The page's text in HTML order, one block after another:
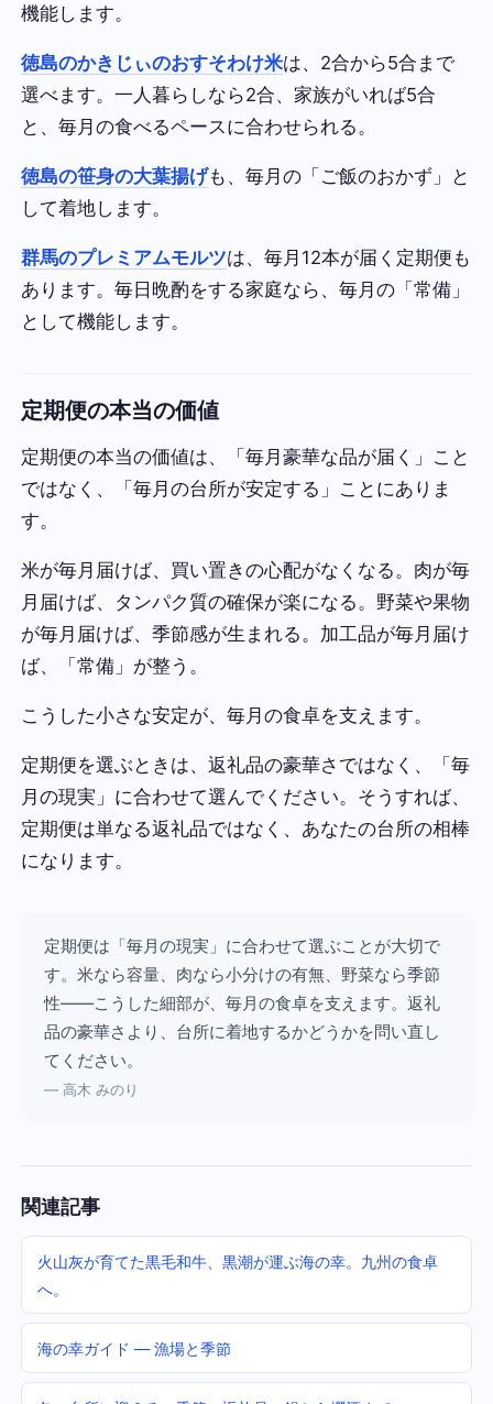
機能します。
徳島のかきじぃのおすそわけ米は、2合から5合まで
選べます。一人暮らしなら2合、家族がいれば5合
と、毎月の食べるペースに合わせられる。
徳島の笹身の大葉揚げも、毎月の「ご飯のおかず」と
して着地します。
群馬のプレミアムモルツは、毎月12本が届く定期便も
あります。毎日晩酌をする家庭なら、毎月の「常備」
として機能します。
定期便の本当の価値
定期便の本当の価値は、「毎月豪華な品が届く」こと
ではなく、「毎月の台所が安定する」ことにありま
す。
米が毎月届けば、買い置きの心配がなくなる。肉が毎
月届けば、タンパク質の確保が楽になる。野菜や果物
が毎月届けば、季節感が生まれる。加工品が毎月届け
ば、「常備」が整う。
こうした小さな安定が、毎月の食卓を支えます。
定期便を選ぶときは、返礼品の豪華さではなく、「毎
月の現実」に合わせて選んでください。そうすれば、
定期便は単なる返礼品ではなく、あなたの台所の相棒
になります。
定期便は「毎月の現実」に合わせて選ぶことが大切で
す。米なら容量、肉なら小分けの有無、野菜なら季節
性——こうした細部が、毎月の食卓を支えます。返礼
品の豪華さより、台所に着地するかどうかを問い直し
てください。
— 高木 みのり
関連記事
火山灰が育てた黒毛和牛、黒潮が運ぶ海の幸。九州の食卓
へ。
海の幸ガイド — 漁場と季節